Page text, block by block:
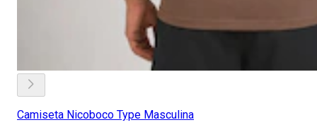
Camiseta Nicoboco Type Masculina